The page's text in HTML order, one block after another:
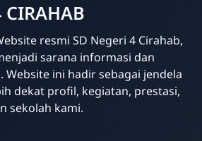
Admin
Online
CIRAHAB
resmi SD Negeri 4 Cirahab,
sarana informasi dan
Website ini hadir sebagai jendela
dekat profil, kegiatan, prestasi,
sekolah kami.